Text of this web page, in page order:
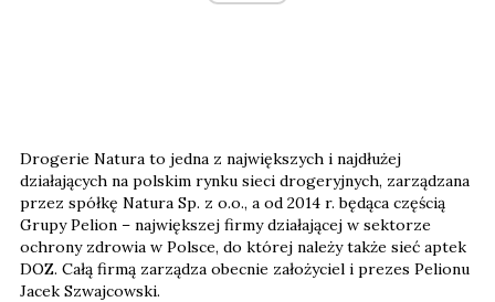
Drogerie Natura to jedna z największych i najdłużej
działających na polskim rynku sieci drogeryjnych, zarządzana
przez spółkę Natura Sp. z o.o., a od 2014 r. będąca częścią
Grupy Pelion – największej firmy działającej w sektorze
ochrony zdrowia w Polsce, do której należy także sieć aptek
DOZ. Całą firmą zarządza obecnie założyciel i prezes Pelionu
Jacek Szwajcowski.